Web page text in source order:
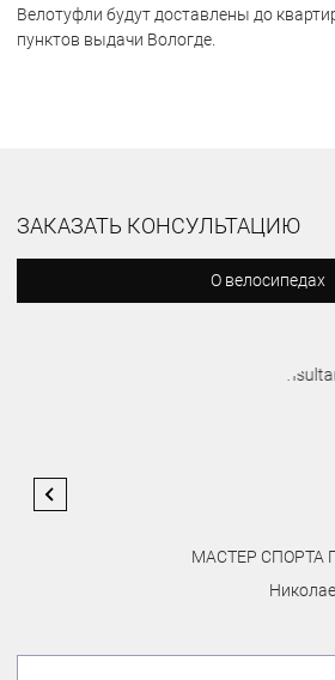
Велотуфли будут доставлены до
пунктов выдачи Вологде.
ЗАКАЗАТЬ КОНСУЛЬТАЦИЮ
О велосипедах
МАСТЕР СПОРТА ПО
Николаев